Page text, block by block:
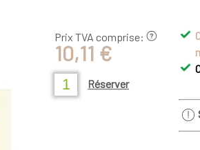
Prix TVA comprise:
10,11 €
Réserver